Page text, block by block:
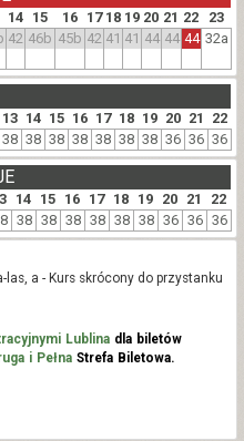
14 15 16 17 18 19 20 21 22 23
42 46b 45b 42 41 41 44 44 44 32a
13 14 15 16 17 18 19 20 21 22
38 38 38 38 38 38 38 36 36 36
14 15 16 17 18 19 20 21 22
38 38 38 38 38 38 36 36 36
las, a - Kurs skrócony do przystanku
Lublinadla biletów
i PełnaStrefa Biletowa.